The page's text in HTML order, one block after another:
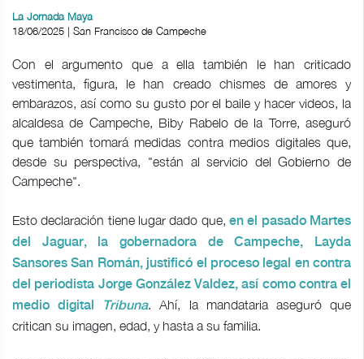
La Jornada Maya
18/06/2025 | San Francisco de Campeche
Con el argumento que a ella también le han criticado
vestimenta, figura, le han creado chismes de amores y
embarazos, así como su gusto por el baile y hacer videos, la
alcaldesa de Campeche, Biby Rabelo de la Torre, aseguró
que también tomará medidas contra medios digitales que,
desde su perspectiva, "están al servicio del Gobierno de
Campeche".
Esto declaración tiene lugar dado que, en el pasado Martes
del Jaguar, la gobernadora de Campeche, Layda
Sansores San Román, justificó el proceso legal en contra
del periodista Jorge González Valdez, así como contra el
medio digital
Tribuna. Ahí, la mandataria aseguró que
critican su imagen, edad, y hasta a su familia.